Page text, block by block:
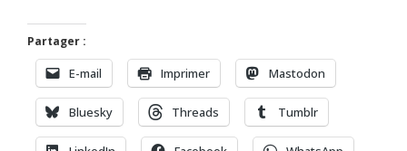
Partager :
E-mail Imprimer Mastodon
Bluesky Threads Tumblr